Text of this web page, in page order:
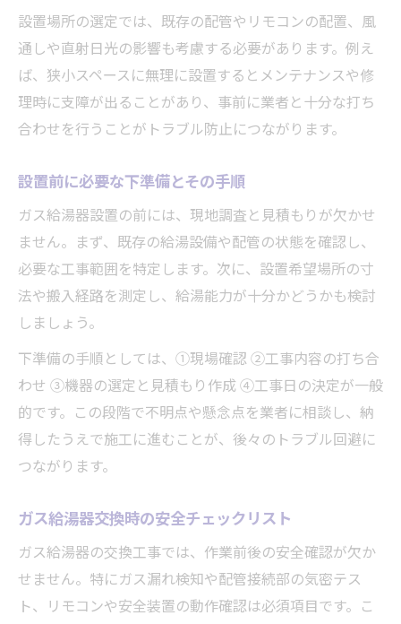
設置場所の選定では、既存の配管やリモコンの配置、風
通しや直射日光の影響も考慮する必要があります。例え
ば、狭小スペースに無理に設置するとメンテナンスや修
理時に支障が出ることがあり、事前に業者と十分な打ち
合わせを行うことがトラブル防止につながります。
設置前に必要な下準備とその手順
ガス給湯器設置の前には、現地調査と見積もりが欠かせ
ません。まず、既存の給湯設備や配管の状態を確認し、
必要な工事範囲を特定します。次に、設置希望場所の寸
法や搬入経路を測定し、給湯能力が十分かどうかも検討
しましょう。
下準備の手順としては、①現場確認 ②工事内容の打ち合
わせ ③機器の選定と見積もり作成 ④工事日の決定が一般
的です。この段階で不明点や懸念点を業者に相談し、納
得したうえで施工に進むことが、後々のトラブル回避に
つながります。
ガス給湯器交換時の安全チェックリスト
ガス給湯器の交換工事では、作業前後の安全確認が欠か
せません。特にガス漏れ検知や配管接続部の気密テス
ト、リモコンや安全装置の動作確認は必須項目です。こ